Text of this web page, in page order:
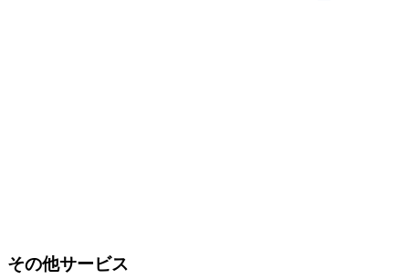
その他サービス